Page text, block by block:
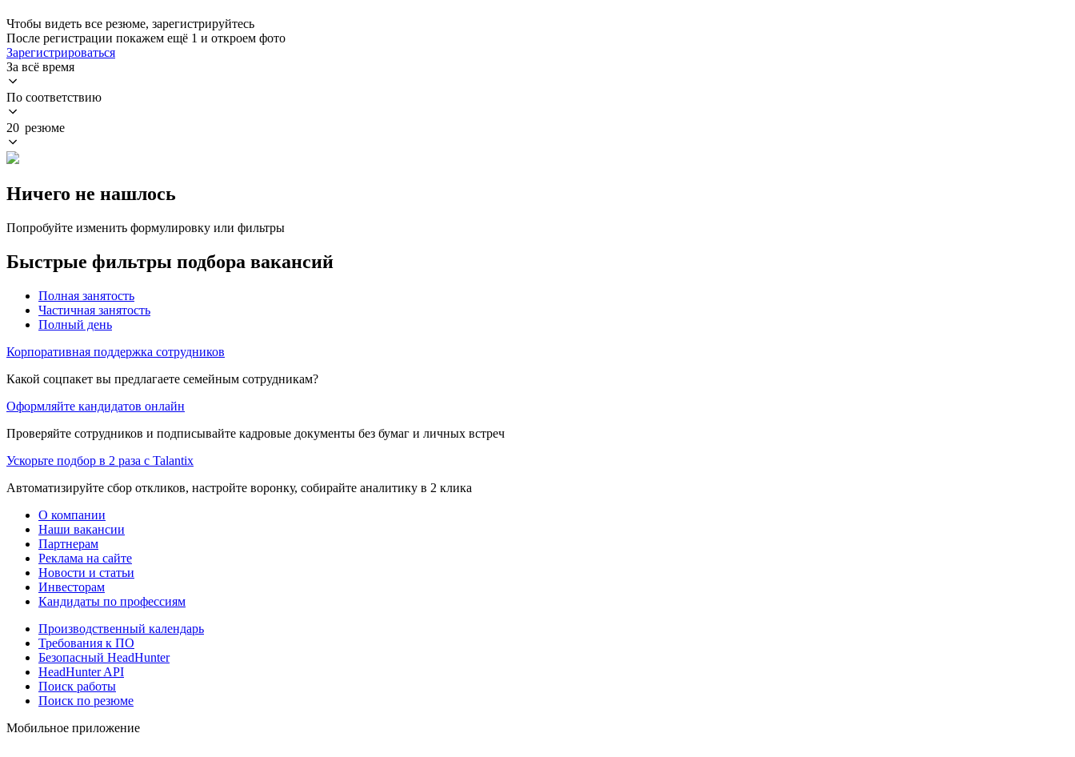
Чтобы видеть все резюме, зарегистрируйтесь
После регистрации покажем ещё 1 и откроем фото
Зарегистрироваться
За всё время
По соответствию
20 резюме
Ничего не нашлось
Попробуйте изменить формулировку или фильтры
Быстрые фильтры подбора вакансий
Полная занятость
Частичная занятость
Полный день
Корпоративная поддержка сотрудников
Какой соцпакет вы предлагаете семейным сотрудникам?
Оформляйте кандидатов онлайн
Проверяйте сотрудников и подписывайте кадровые документы без бумаг и личных встреч
Ускорьте подбор в 2 раза с Talantix
Автоматизируйте сбор откликов, настройте воронку, собирайте аналитику в 2 клика
О компании
Наши вакансии
Партнерам
Реклама на сайте
Новости и статьи
Инвесторам
Кандидаты по профессиям
Производственный календарь
Требования к ПО
Безопасный HeadHunter
HeadHunter API
Поиск работы
Поиск по резюме
Мобильное приложение